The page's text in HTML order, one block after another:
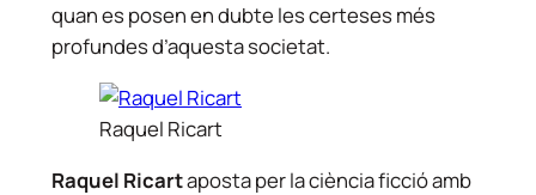
quan es posen en dubte les certeses més
profundes d’aquesta societat.
Raquel Ricart
Raquel Ricartaposta per la ciència ficció amb